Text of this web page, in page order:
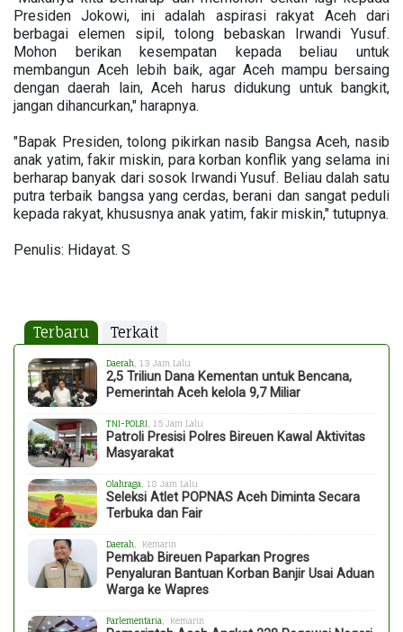
Presiden Jokowi, ini adalah aspirasi rakyat Aceh dari
berbagai elemen sipil, tolong bebaskan Irwandi Yusuf.
Mohon berikan kesempatan kepada beliau untuk
membangun Aceh lebih baik, agar Aceh mampu bersaing
dengan daerah lain, Aceh harus didukung untuk bangkit,
jangan dihancurkan," harapnya.
"Bapak Presiden, tolong pikirkan nasib Bangsa Aceh, nasib
anak yatim, fakir miskin, para korban konflik yang selama ini
berharap banyak dari sosok Irwandi Yusuf. Beliau dalah satu
putra terbaik bangsa yang cerdas, berani dan sangat peduli
kepada rakyat, khususnya anak yatim, fakir miskin," tutupnya.
Penulis: Hidayat. S
Terbaru Terkait
Daerah , 13 Jam Lalu
2,5 Triliun Dana Kementan untuk Bencana,
Pemerintah Aceh kelola 9,7 Miliar
TNI-POLRI , 15 Jam Lalu
Patroli Presisi Polres Bireuen Kawal Aktivitas
Masyarakat
Olahraga , 18 Jam Lalu
Seleksi Atlet POPNAS Aceh Diminta Secara
Terbuka dan Fair
Daerah , Kemarin
Pemkab Bireuen Paparkan Progres
Penyaluran Bantuan Korban Banjir Usai Aduan
Warga ke Wapres
Parlementaria , Kemarin